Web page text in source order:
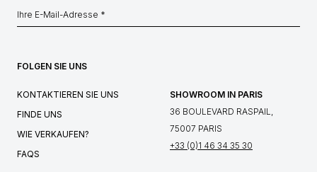
FOLGEN SIE UNS
KONTAKTIEREN SIE UNS
FINDE UNS
WIE VERKAUFEN?
FAQS
SHOWROOM IN PARIS
36 BOULEVARD RASPAIL,
75007 PARIS
+33 (0)1 46 34 35 30